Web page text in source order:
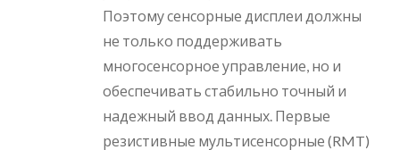
Поэтому сенсорные дисплеи должны
не только поддерживать
многосенсорное управление, но и
обеспечивать стабильно точный и
надежный ввод данных. Первые
резистивные мультисенсорные (RMT)